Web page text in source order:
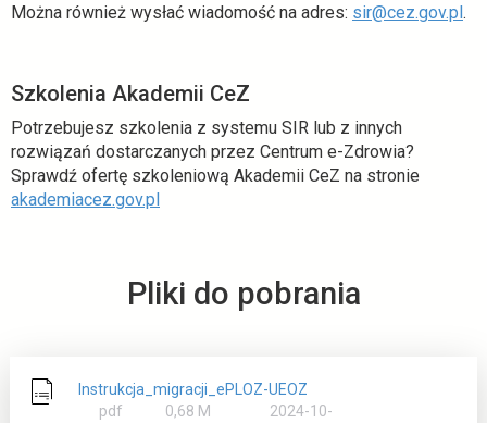
Można również wysłać wiadomość na adres: sir@cez.gov.pl.
Szkolenia Akademii CeZ
Potrzebujesz szkolenia z systemu SIR lub z innych
rozwiązań dostarczanych przez Centrum e-Zdrowia?
Sprawdź ofertę szkoleniową Akademii CeZ na stronie
akademiacez.gov.pl
Pliki do pobrania
Instrukcja_migracji_ePLOZ-UEOZ
pdf
rozmiar
0,68 M
2024-10-